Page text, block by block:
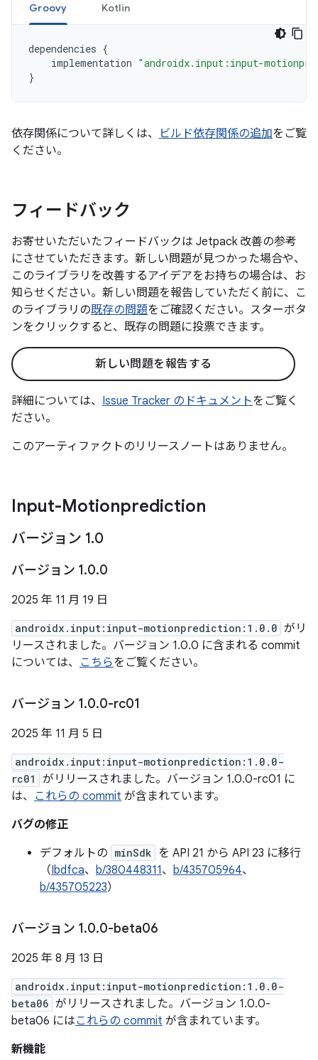
Groovy Kotlin
dependencies {
implementation "androidx.input:input-
}
依存関係について詳しくは、 ビルド依存関係の追加をご覧
ください。
フィードバック
お寄せいただいたフィードバックは Jetpack 改善の参考
にさせていただきます。新しい問題が見つかった場合や、
このライブラリを改善するアイデアをお持ちの場合は、お
知らせください。新しい問題を報告していただく前に、こ
のライブラリの既存の問題をご確認ください。スターボタ
ンをクリックすると、既存の問題に投票できます。
新しい問題を報告する
詳細については、 Issue Tracker のドキュメントをご覧く
ださい。
このアーティファクトのリリースノートはありません。
Input-Motionprediction
バージョン 1.0
バージョン 1.0.0
2025 年 11 月 19 日
androidx.input:input-motionprediction:1.0.0 がリ
リースされました。バージョン 1.0.0 に含まれる commit
については、 こちらをご覧ください。
バージョン 1.0.0-rc01
2025 年 11 月 5 日
androidx.input:input-motionprediction:1.0.0-
rc01
がリリースされました。バージョン 1.0.0-rc01 に
は、 これらの commit が含まれています。
バグの修正
デフォルトの minSdk を API 21 から API 23 に移行
（Ibdfca、 b/380448311、 b/435705964、
b/435705223）
バージョン 1.0.0-beta06
2025 年 8 月 13 日
androidx.input:input-motionprediction:1.0.0-
beta06 がリリースされました。バージョン 1.0.0-
beta06 にはこれらの commit が含まれています。
新機能